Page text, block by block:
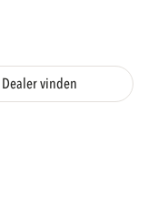
Dealer vinden